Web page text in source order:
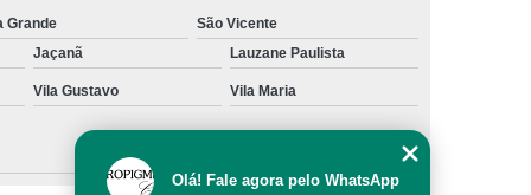
Tratamento para Calvície com Micopigmentação
Tratamento para Calvície em Homens
Tratamento para Calvície Masculina
Grande
São Vicente
Jaçanã Lauzane Paulista
Vila Gustavo Vila Maria
Olá! Fale agora pelo WhatsApp